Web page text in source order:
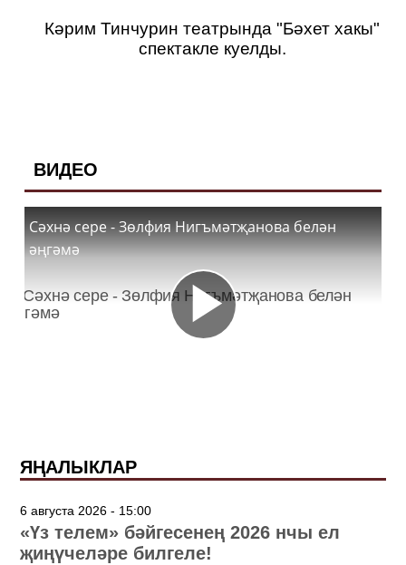
Кәрим Тинчурин театрында "Бәхет хакы"
спектакле куелды.
ВИДЕО
Сәхнә сере - Зөлфия Нигъмәтҗанова белән
әңгәмә
ЯҢАЛЫКЛАР
6 августа 2026 - 15:00
«Үз телем» бәйгесенең 2026 нчы ел
җиңүчеләре билгеле!